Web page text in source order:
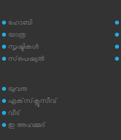
ഹോബി
യാത്ര
സൃഷ്ടികള്‍
സ്‌പെഷ്യല്‍
യുവത
എക്‌സ്‌ക്ലൂസീവ്
വീട്
ഇ അഹമ്മദ്‌